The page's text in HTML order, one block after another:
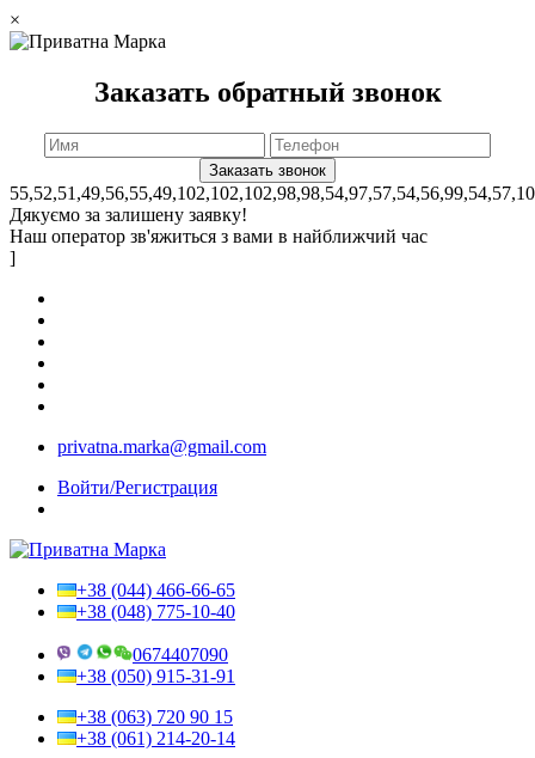
×
Заказать обратный звонок
Дякуємо за залишену заявку!
Наш оператор зв'яжиться з вами в найближчий час
]
privatna.marka@gmail.com
Войти/Регистрация
+38 (044) 466-66-65
+38 (048) 775-10-40
0674407090
+38 (050) 915-31-91
+38 (063) 720 90 15
+38 (061) 214-20-14